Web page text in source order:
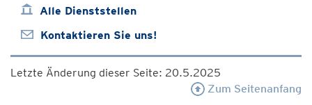
Alle Dienststellen
Kontaktieren Sie uns!
Letzte Änderung dieser Seite: 20.5.2025
Zum Seitenanfang